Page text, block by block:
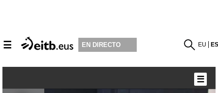
☰ EN DIRECTO EU
☰